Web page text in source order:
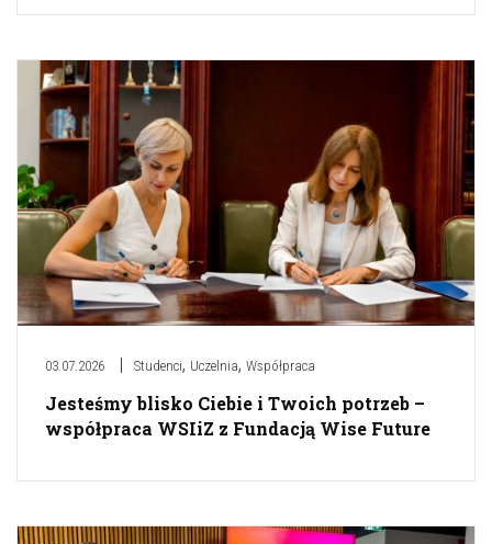
03.07.2026 Studenci, Uczelnia, Współpraca
Jesteśmy blisko Ciebie i Twoich potrzeb –
współpraca WSIiZ z Fundacją Wise Future